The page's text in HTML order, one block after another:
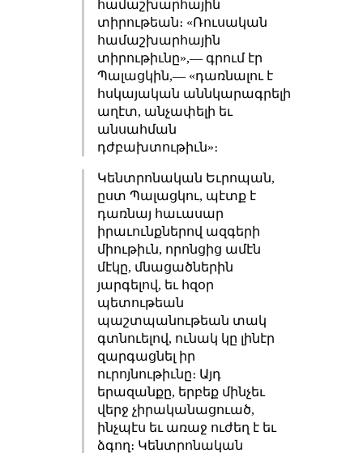
համաշխարհային
տիրութեան։ «Ռուսական
համաշխարհային
տիրութիւնը»,— գրում էր
Պալացկին,— «դառնալու է
հսկայական աննկարագրելի
աղէտ, անչափելի եւ
անսահման
դժբախտութիւն»։
Կենտրոնական Եւրոպան,
ըստ Պալացկու, պէտք է
դառնայ հաւասար
իրաւունքներով ազգերի
միութիւն, որոնցից ամէն
մէկը, մնացածներին
յարգելով, եւ հզօր
պետութեան
պաշտպանութեան տակ
գտնուելով, ունակ կը լինէր
զարգացնել իր
ուրոյնութիւնը։ Այդ
երազանքը, երբեք մինչեւ
վերջ չիրականացուած,
ինչպէս եւ առաջ ուժեղ է եւ
ձգող։ Կենտրոնական